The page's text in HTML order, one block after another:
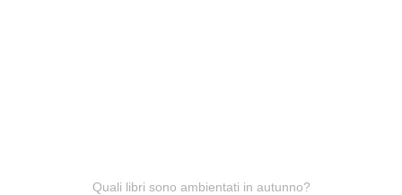
Quali libri sono ambientati in autunno?